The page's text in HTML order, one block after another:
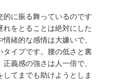
に振る舞っているのです
をとることは絶対にした
緒的な感情は大嫌いで、
イプです。腰の低さと裏
義感の強さは人一倍で、
てまでも助けようとしま